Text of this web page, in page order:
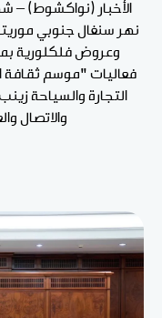
الأخبار (نواكشوط)
نهر سنغال جنوبي
وعروض فلكلورية
فعاليات "موسم
التجارة والسياحة
والاتصال